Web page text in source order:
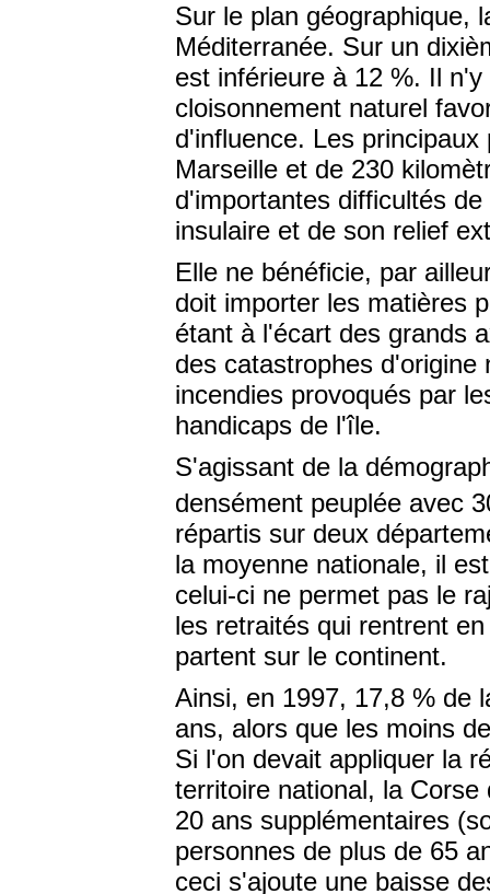
Sur le plan géographique,
Méditerranée. Sur un
est inférieure à 12 %. Il
cloisonnement naturel
d'influence. Les
Marseille et de 230
d'importantes difficultés
insulaire et de son relief
Elle ne bénéficie, par
doit importer les matières
étant à l'écart des grands
des catastrophes d'origine
incendies provoqués par
handicaps de l'île.
S'agissant de la
densément peuplée avec
répartis sur deux
la moyenne nationale, il
celui-ci ne permet pas le
les retraités qui rentrent
partent sur le continent.
Ainsi, en 1997, 17,8 % de
ans, alors que les moins
Si l'on devait appliquer la
territoire national, la
20 ans supplémentaires
personnes de plus de 65
ceci s'ajoute une baisse